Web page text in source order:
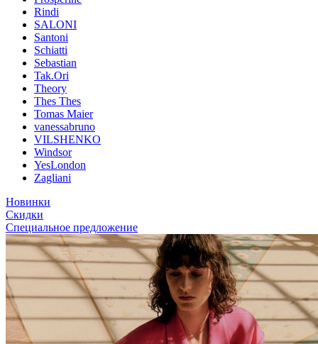
Rindi
SALONI
Santoni
Schiatti
Sebastian
Tak.Ori
Theory
Thes Thes
Tomas Maier
vanessabruno
VILSHENKO
Windsor
YesLondon
Zagliani
Новинки
Скидки
Специальное предложение